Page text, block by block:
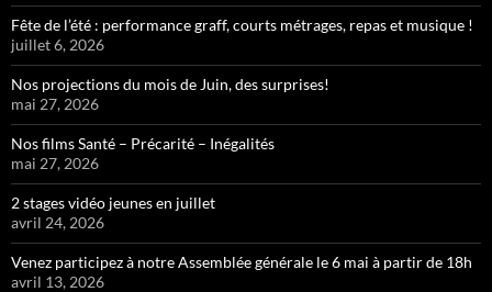
Fête de l’été : performance graff, courts métrages, repas et musique !
juillet 6, 2026
Nos projections du mois de Juin, des surprises!
mai 27, 2026
Nos films Santé – Précarité – Inégalités
mai 27, 2026
2 stages vidéo jeunes en juillet
avril 24, 2026
Venez participez à notre Assemblée générale le 6 mai à partir de 18h
avril 13, 2026